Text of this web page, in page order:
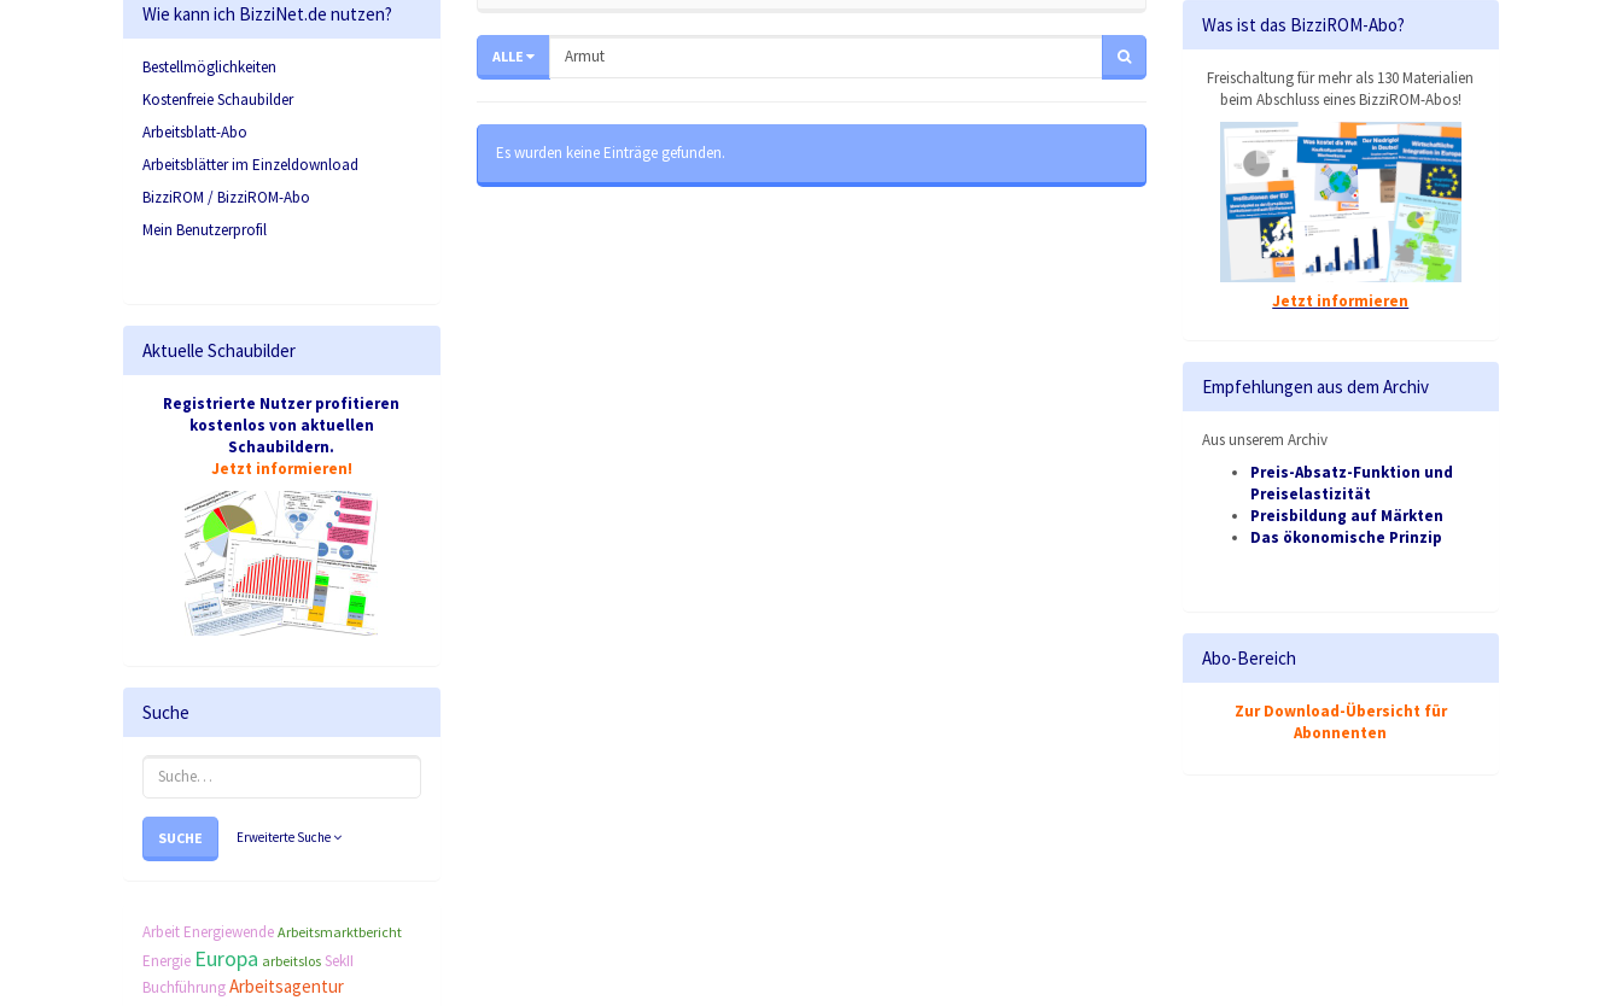
Wie kann ich BizziNet.de nutzen?
Bestellmöglichkeiten
Kostenfreie Schaubilder
Arbeitsblatt-Abo
Arbeitsblätter im Einzeldownload
BizziROM / BizziROM-Abo
Mein Benutzerprofil
Aktuelle Schaubilder
Registrierte Nutzer profitieren
kostenlos von aktuellen
Schaubildern.
Jetzt informieren!
Suche
SUCHE Erweiterte Suche
Arbeit Energiewende Arbeitsmarktbericht
Energie Europa arbeitslos SekII
BuchführungArbeitsagentur
ALLE
Es wurden keine Einträge gefunden.
Was ist das BizziROM-Abo?
Freischaltung für mehr als 130 Materialien
beim Abschluss eines BizziROM-Abos!
Jetzt informieren
Empfehlungen aus dem Archiv
Aus unserem Archiv
Preis-Absatz-Funktion und
Preiselastizität
Preisbildung auf Märkten
Das ökonomische Prinzip
Abo-Bereich
Zur Download-Übersicht für
Abonnenten